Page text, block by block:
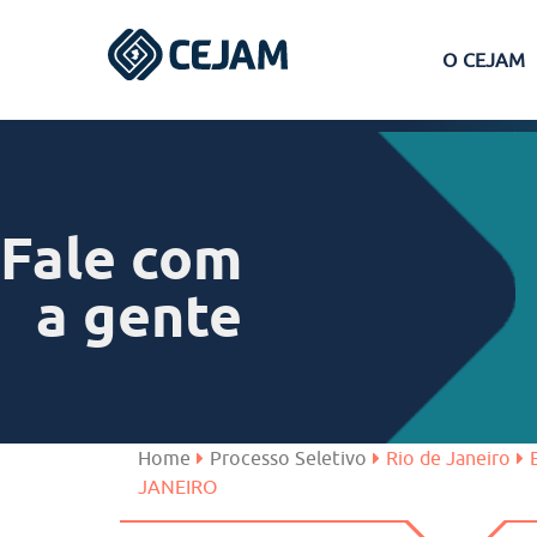
O CEJAM
Ferraz de Vasconcelos
São José dos Campos
Fale com
a gente
Home Processo Seletivo Rio de Janeiro
JANEIRO